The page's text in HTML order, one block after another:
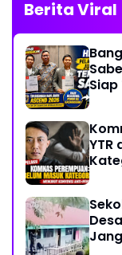
Berita Viral
YTR